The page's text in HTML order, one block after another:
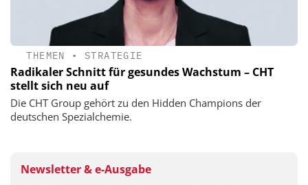
THEMEN • STRATEGIE
Radikaler Schnitt für gesundes Wachstum – CHT
stellt sich neu auf
Die CHT Group gehört zu den Hidden Champions der
deutschen Spezialchemie.
Newsletter & e-Ausgabe